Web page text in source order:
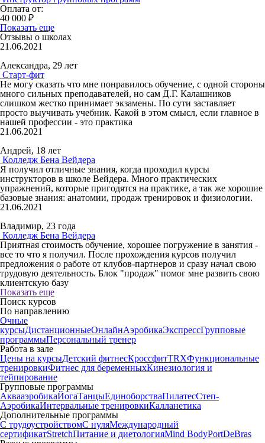
Оплата от:
40 000 ₽
Показать еще
Отзывы о школах
21.06.2021
Александра, 29 лет
Старт-фит
Не могу сказать что мне понравилось обучение, с одной стороны
много сильных преподавателей, но сам Д.Г. Калашников
слишком жестко принимает экзамены. По сути заставляет
просто выучивать учебник. Какой в этом смысл, если главное в
нашей профессии - это практика
21.06.2021
Андрей, 18 лет
Колледж Бена Вейдера
Я получил отличные знания, когда проходил курсы
инструкторов в школе Вейдера. Много практических
упражнений, которые пригодятся на практике, а так же хорошие
базовые знания: анатомии, продаж тренировок и физиологии.
21.06.2021
Владимир, 23 года
Колледж Бена Вейдера
Приятная стоимость обучение, хорошее погружение в занятия -
все то что я получил. После прохождения курсов получил
предложения о работе от клубов-партнеров и сразу начал свою
трудовую деятельность. Блок "продаж" помог мне развить свою
клиентскую базу
Показать еще
Поиск курсов
По направлению
Очные
курсыДистанционныеОнлайнАэробикаЭкспрессГрупповые
программыПерсональный тренер
Работа в зале
Цены на курсыДетский фитнесКроссфитTRXФункциональные
тренировкиФитнес для беременныхКинезиология и
тейпирование
Групповые программы
АквааэробикаЙогаТанцыЕдиноборстваПилатесСтеп-
АэробикаИнтервальные тренировкиКалланетика
Дополнительные программы
С трудоустройствомС нуляМеждународный
сертификатStretchПитание и диетологияMind BodyPortDeBras